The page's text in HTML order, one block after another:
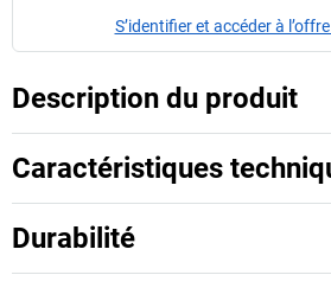
S’identifier et accéder à
Description du produit
Caractéristiques
Durabilité